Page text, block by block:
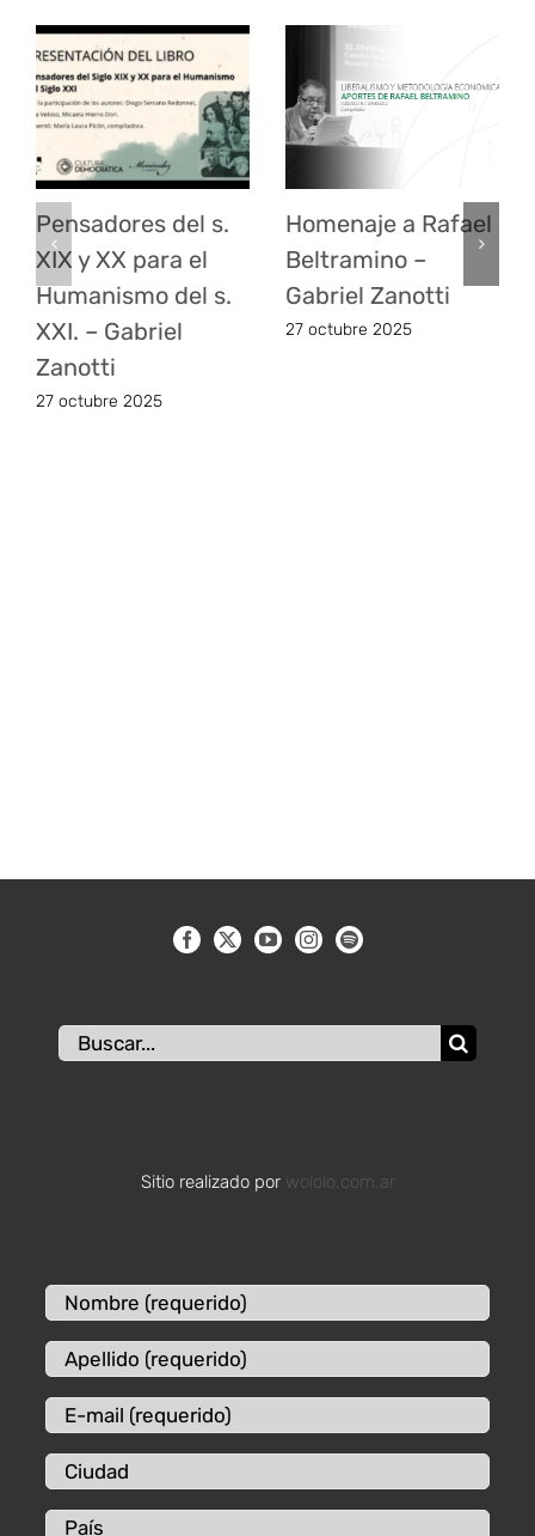
Pensadores del s.
XIX y XX para el
Humanismo del s.
XXI. – Gabriel
Zanotti
27 octubre 2025
Homenaje a Rafael
Beltramino –
Gabriel Zanotti
27 octubre 2025
Buscar:
Sitio realizado por wololo.com.ar